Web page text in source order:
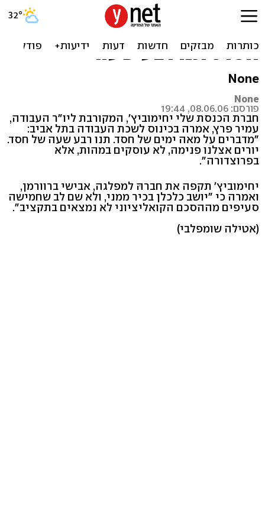
יחימוביץ' בכינוס העבודה:
מדברים על מאה ימים של
חסד? תנו רבע שעה
None
None
פורסם: 08.06.06, 19:44
חברת הכנסת שלי יחימוביץ', המקורבת ליו"ר העבודה,
עמיר פרץ, אמרה בכינוס לשכת העבודה בתל אביב:
"מדברים על מאה ימים של חסד. תנו רבע שעה של חסד.
יורים אצלנו פנימה, לא עוסקים במהות, אלא
בפרוצדורה".
יחימוביץ' תקפה את חברהּ למפלגה, אבישי ברוורמן,
ואמרה כי "יושב כלכלן בכיר ממני, ולא שם לב שחמישה
סעיפים מההסכם הקואליציוני לא נמצאים בתקציב".
(אטילה שומפלבי)